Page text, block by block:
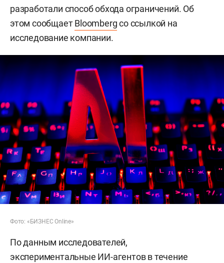
разработали способ обхода ограничений. Об
этом сообщаетBloombergсо ссылкой на
исследование компании.
Фото: «БИЗНЕС Online»
По данным исследователей,
экспериментальные ИИ-агентов в течение